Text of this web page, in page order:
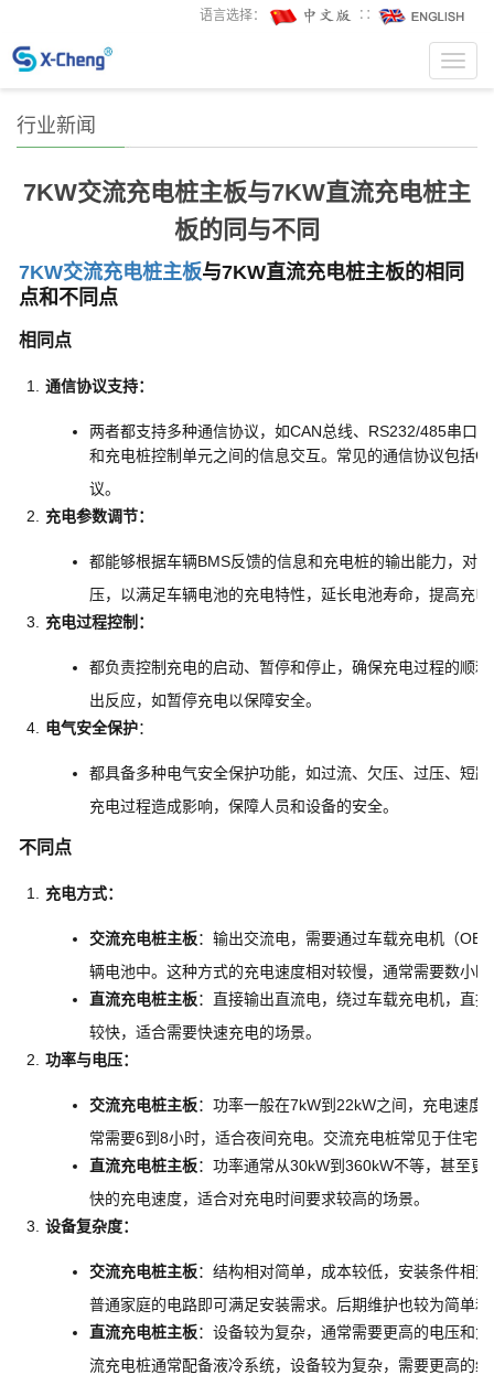
语言选择： ∷
行业新闻
7KW交流充电桩主板与7KW直流充电桩主
板的同与不同
7KW交流充电桩主板与7KW直流充电桩主板的相同
点和不同点
相同点
通信协议支持：
两者都支持多种通信协议，如CAN总线、RS232/485串口
和充电桩控制单元之间的信息交互。常见的通信协议包括
议。
充电参数调节：
都能够根据车辆BMS反馈的信息和充电桩的输出能力，对
压，以满足车辆电池的充电特性，延长电池寿命，提高充
充电过程控制 ：
都负责控制充电的启动、暂停和停止，确保充电过程的顺
出反应，如暂停充电以保障安全。
电气安全保护：
都具备多种电气安全保护功能，如过流、欠压、过压、短
充电过程造成影响，保障人员和设备的安全。
不同点
充电方式：
交流充电桩主板：输出交流电，需要通过车载充电机（
辆电池中。这种方式的充电速度相对较慢，通常需要数小
直流充电桩主板：直接输出直流电，绕过车载充电机，直
较快，适合需要快速充电的场景。
功率与电压：
交流充电桩主板：功率一般在7kW到22kW之间，充电速度
常需要6到8小时，适合夜间充电。交流充电桩常见于住宅
直流充电桩主板：功率通常从30kW到360kW不等，甚至
快的充电速度，适合对充电时间要求较高的场景。
设备复杂度：
交流充电桩主板：结构相对简单，成本较低，安装条件相
普通家庭的电路即可满足安装需求。后期维护也较为简单
直流充电桩主板：设备较为复杂，通常需要更高的电压和
流充电桩通常配备液冷系统，设备较为复杂，需要更高的